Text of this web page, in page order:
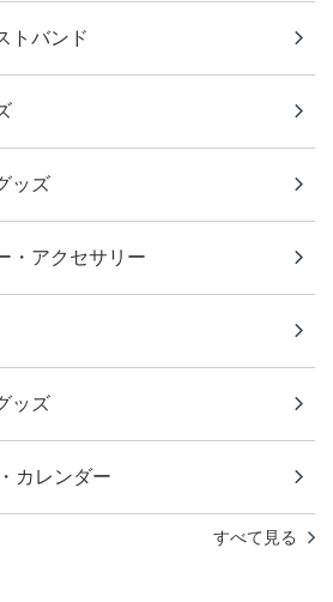
トバンド
ッズ
・アクセサリー
ッズ
カレンダー
すべて見る